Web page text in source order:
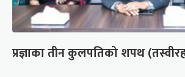
प्रज्ञाका तीन कुलपतिको शपथ